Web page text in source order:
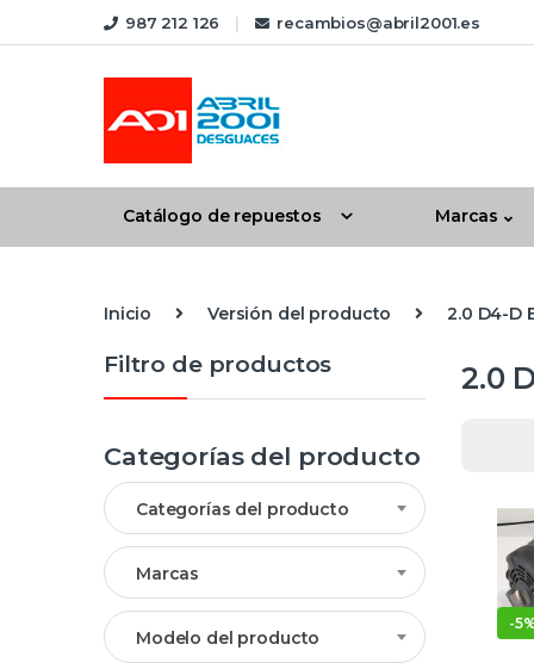
Skip to navigation
Skip to content987 212 126 recambios@abril2001.es
Catálogo de repuestos Marcas
Inicio Versión del producto 2.0 D4-D
2.0
-
Filtro de productos
Categorías del producto
Categorías del producto
Marcas
Modelo del producto